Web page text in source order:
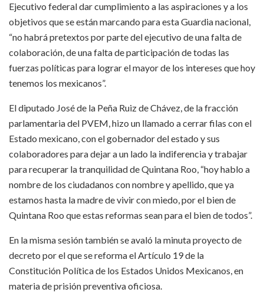
Ejecutivo federal dar cumplimiento a las aspiraciones y a los
objetivos que se están marcando para esta Guardia nacional,
“no habrá pretextos por parte del ejecutivo de una falta de
colaboración, de una falta de participación de todas las
fuerzas políticas para lograr el mayor de los intereses que hoy
tenemos los mexicanos”.
El diputado José de la Peña Ruiz de Chávez, de la fracción
parlamentaria del PVEM, hizo un llamado a cerrar filas con el
Estado mexicano, con el gobernador del estado y sus
colaboradores para dejar a un lado la indiferencia y trabajar
para recuperar la tranquilidad de Quintana Roo, “hoy hablo a
nombre de los ciudadanos con nombre y apellido, que ya
estamos hasta la madre de vivir con miedo, por el bien de
Quintana Roo que estas reformas sean para el bien de todos”.
En la misma sesión también se avaló la minuta proyecto de
decreto por el que se reforma el Artículo 19 de la
Constitución Política de los Estados Unidos Mexicanos, en
materia de prisión preventiva oficiosa.